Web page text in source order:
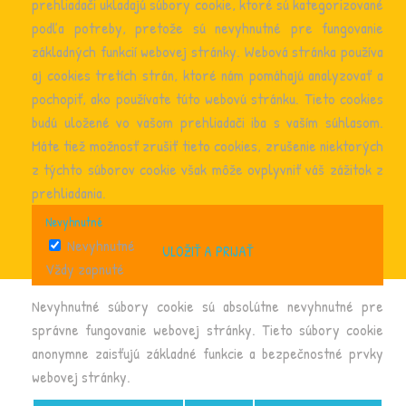
podľa potreby, pretože sú nevyhnutné pre fungovanie
základných funkcií webovej stránky. Webová stránka používa
aj cookies tretích strán, ktoré nám pomáhajú analyzovať a
pochopiť, ako používate túto webovú stránku. Tieto cookies
budú uložené vo vašom prehliadači iba s vaším súhlasom.
Máte tiež možnosť zrušiť tieto cookies, zrušenie niektorých
z týchto súborov cookie však môže ovplyvniť váš zážitok z
prehliadania.
Nevyhnutné
Nevyhnutné
Vždy zapnuté
Nevyhnutné súbory cookie sú absolútne nevyhnutné pre
správne fungovanie webovej stránky. Tieto súbory cookie
anonymne zaisťujú základné funkcie a bezpečnostné prvky
webovej stránky.
ULOŽIŤ A PRIJAŤ